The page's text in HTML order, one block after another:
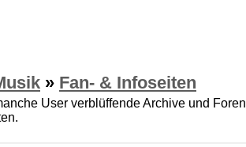
» Fan- & Infoseiten
User verblüffende Archive und